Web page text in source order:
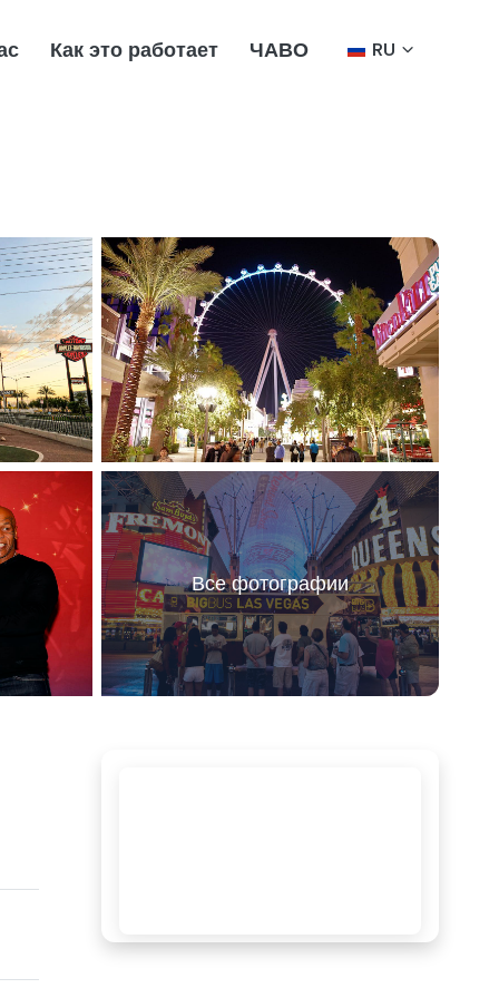
Как это работает ЧАВО RU
Все фотографии